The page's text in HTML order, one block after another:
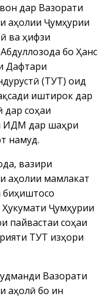
дар Вазорати
аҳолии Ҷумҳурии
ва ҳифзи
бо Ҳанс
Дафтари
(ТУТ) оид
иштирок дар
дар соҳаи
ИДМ дар шаҳри
намуд.
вазири
аҳолии мамлакат
биҳиштосо
Ҷумҳурии
пайвастаи соҳаи
ТУТ изҳори
Вазорати
аҳолӣ бо ин